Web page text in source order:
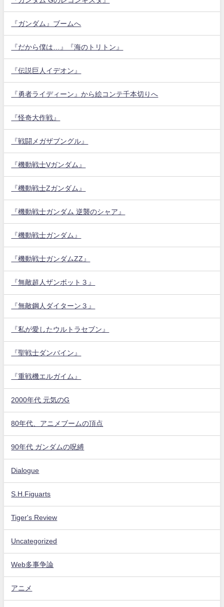
『ガンダム』ブームへ
『だから僕は…』『海のトリトン』
『伝説巨人イデオン』
『勇者ライディーン』から絵コンテ千本切りへ
『怪奇大作戦』
『戦闘メガザブングル』
『機動戦士Vガンダム』
『機動戦士Zガンダム』
『機動戦士ガンダム 逆襲のシャア』
『機動戦士ガンダム』
『機動戦士ガンダムZZ』
『無敵超人ザンボット３』
『無敵鋼人ダイターン３』
『私が愛したウルトラセブン』
『聖戦士ダンバイン』
『重戦機エルガイム』
2000年代 元気のG
80年代、アニメブームの頂点
90年代 ガンダムの呪縛
Dialogue
S.H.Figuarts
Tiger's Review
Uncategorized
Web多事争論
アニメ